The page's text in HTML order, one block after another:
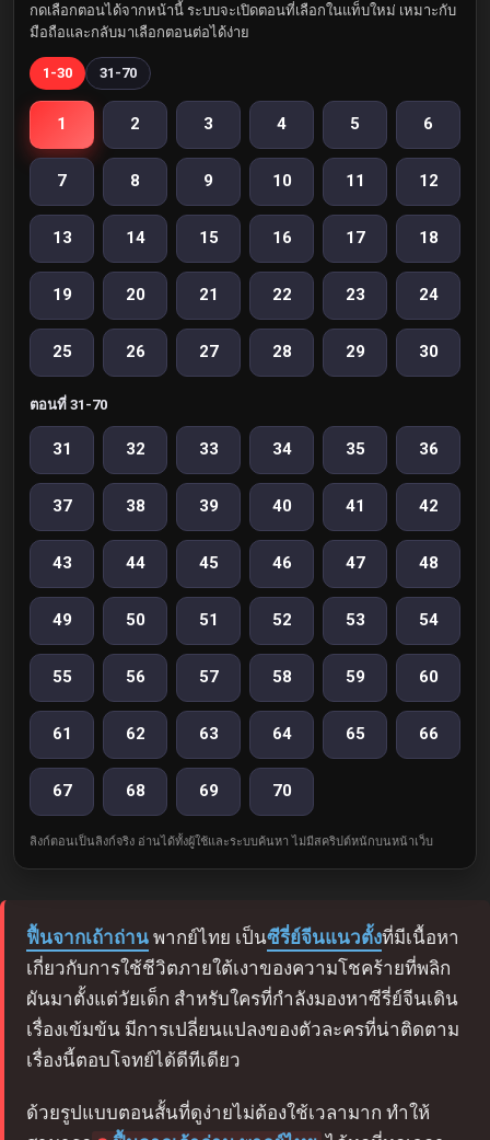
กดเลือกตอนได้จากหน้านี้ ระบบจะเปิดตอนที่เลือกในแท็บใหม่ เหมาะกับ
มือถือและกลับมาเลือกตอนต่อได้ง่าย
1-30 31-70
1 2 3 4 5 6
7 8 9 10 11 12
13 14 15 16 17 18
19 20 21 22 23 24
25 26 27 28 29 30
ตอนที่ 31-70
31 32 33 34 35 36
37 38 39 40 41 42
43 44 45 46 47 48
49 50 51 52 53 54
55 56 57 58 59 60
61 62 63 64 65 66
67 68 69 70
ลิงก์ตอนเป็นลิงก์จริง อ่านได้ทั้งผู้ใช้และระบบค้นหา ไม่มีสคริปต์หนักบนหน้าเว็บ
ฟื้นจากเถ้าถ่าน พากย์ไทย เป็นซีรี่ย์จีนแนวตั้งที่มีเนื้อหา
เกี่ยวกับการใช้ชีวิตภายใต้เงาของความโชคร้ายที่พลิก
ผันมาตั้งแต่วัยเด็ก สำหรับใครที่กำลังมองหาซีรี่ย์จีนเดิน
เรื่องเข้มข้น มีการเปลี่ยนแปลงของตัวละครที่น่าติดตาม
เรื่องนี้ตอบโจทย์ได้ดีทีเดียว
ด้วยรูปแบบตอนสั้นที่ดูง่ายไม่ต้องใช้เวลามาก ทำให้